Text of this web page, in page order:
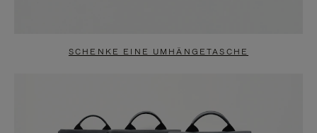
SCHENKE EINE UMHÄNGETASCHE